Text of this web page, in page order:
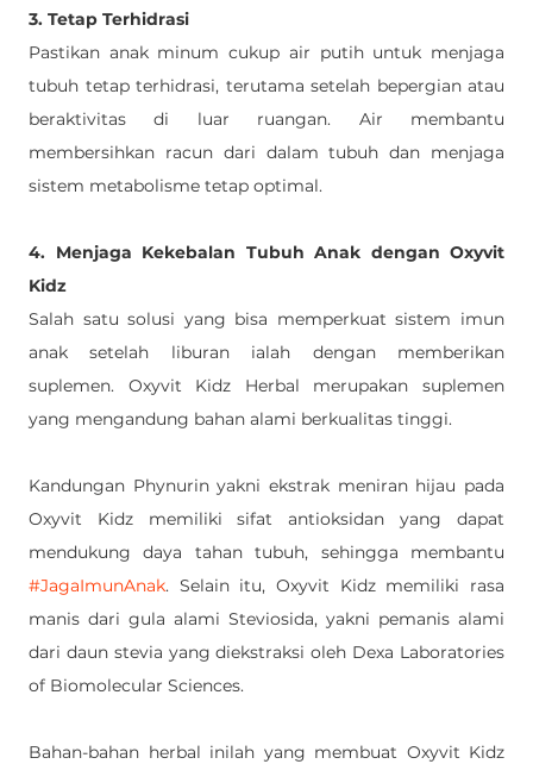
3. Tetap Terhidrasi
Pastikan anak minum cukup air putih untuk menjaga
tubuh tetap terhidrasi, terutama setelah bepergian atau
beraktivitas di luar ruangan. Air membantu
membersihkan racun dari dalam tubuh dan menjaga
sistem metabolisme tetap optimal.
4. Menjaga Kekebalan Tubuh Anak dengan Oxyvit
Kidz
Salah satu solusi yang bisa memperkuat sistem imun
anak setelah liburan ialah dengan memberikan
suplemen. Oxyvit Kidz Herbal merupakan suplemen
yang mengandung bahan alami berkualitas tinggi.
Kandungan Phynurin yakni ekstrak meniran hijau pada
Oxyvit Kidz memiliki sifat antioksidan yang dapat
#JagaImunAnak. Selain itu, Oxyvit Kidz memiliki rasa
manis dari gula alami Steviosida, yakni pemanis alami
dari daun stevia yang diekstraksi oleh Dexa Laboratories
of Biomolecular Sciences.
Bahan-bahan herbal inilah yang membuat Oxyvit Kidz